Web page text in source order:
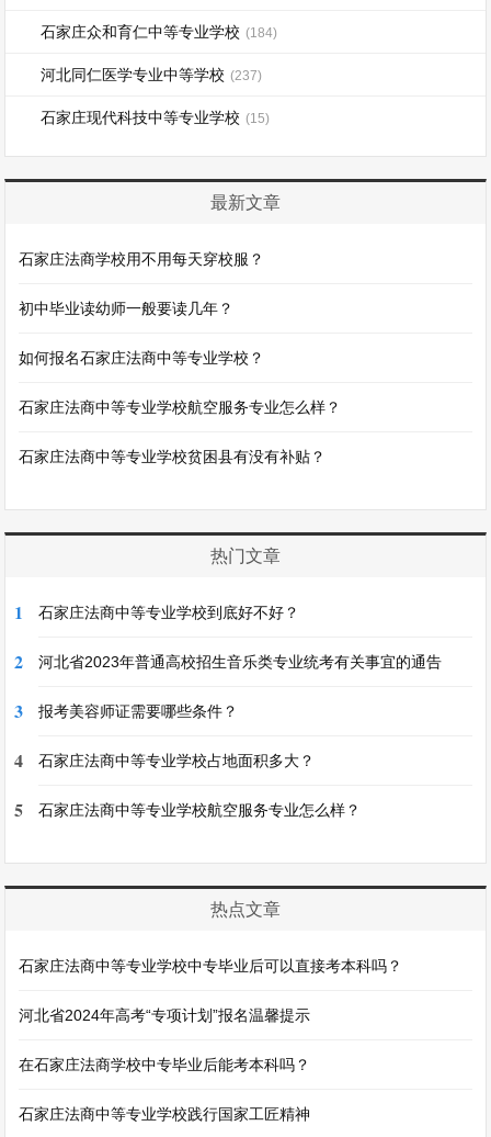
石家庄众和育仁中等专业学校 (184)
河北同仁医学专业中等学校 (237)
石家庄现代科技中等专业学校 (15)
最新文章
石家庄法商学校用不用每天穿校服？
初中毕业读幼师一般要读几年？
如何报名石家庄法商中等专业学校？
石家庄法商中等专业学校航空服务专业怎么样？
石家庄法商中等专业学校贫困县有没有补贴？
热门文章
1 石家庄法商中等专业学校到底好不好？
2 河北省2023年普通高校招生音乐类专业统考有关事宜的通告
3 报考美容师证需要哪些条件？
4 石家庄法商中等专业学校占地面积多大？
5 石家庄法商中等专业学校航空服务专业怎么样？
热点文章
石家庄法商中等专业学校中专毕业后可以直接考本科吗？
河北省2024年高考“专项计划”报名温馨提示
在石家庄法商学校中专毕业后能考本科吗？
石家庄法商中等专业学校践行国家工匠精神